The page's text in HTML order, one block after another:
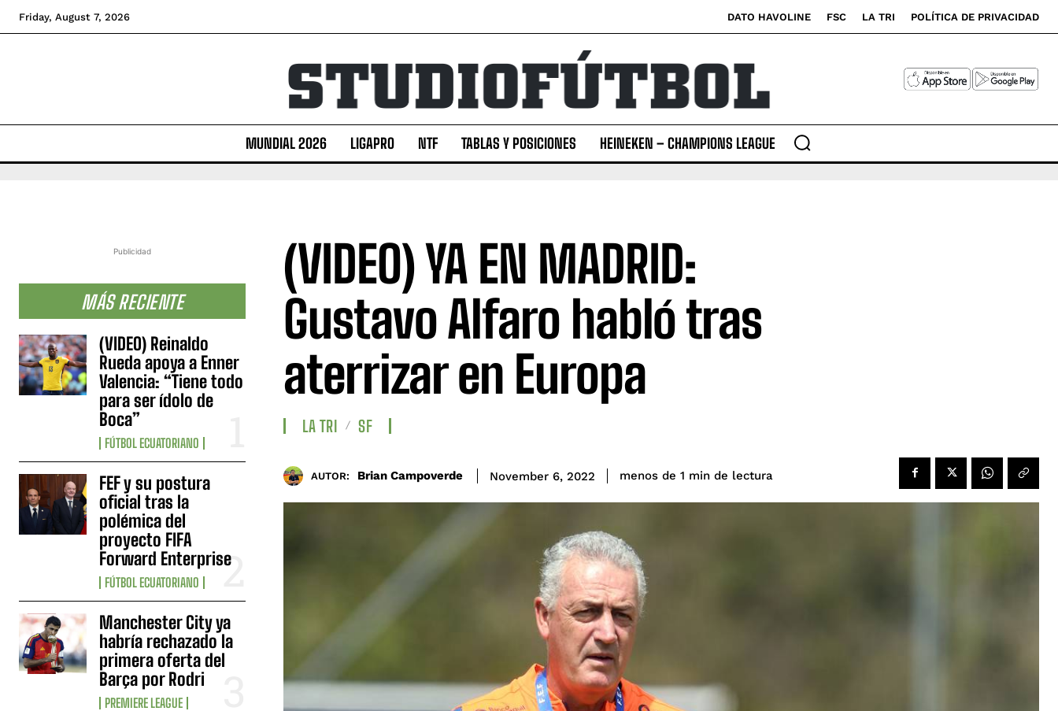
Friday, August 7, 2026 DATO HAVOLINE FSC LA TRI POLÍTICA DE PRIVACIDAD
MUNDIAL 2026 LIGAPRO NTF TABLAS Y POSICIONES HEINEKEN – CHAMPIONS LEAGUE
Publicidad
MÁS RECIENTE
(VIDEO) Reinaldo
Rueda apoya a Enner
Valencia: “Tiene todo
para ser ídolo de
Boca”
FÚTBOL ECUATORIANO
FEF y su postura
oficial tras la
polémica del
proyecto FIFA
Forward Enterprise
FÚTBOL ECUATORIANO
Manchester City ya
habría rechazado la
primera oferta del
Barça por Rodri
PREMIERE LEAGUE
(VIDEO) YA EN MADRID:
Gustavo Alfaro habló tras
aterrizar en Europa
LA TRI SF
AUTOR: Brian Campoverde November 6, 2022 menos de 1 min de lectura